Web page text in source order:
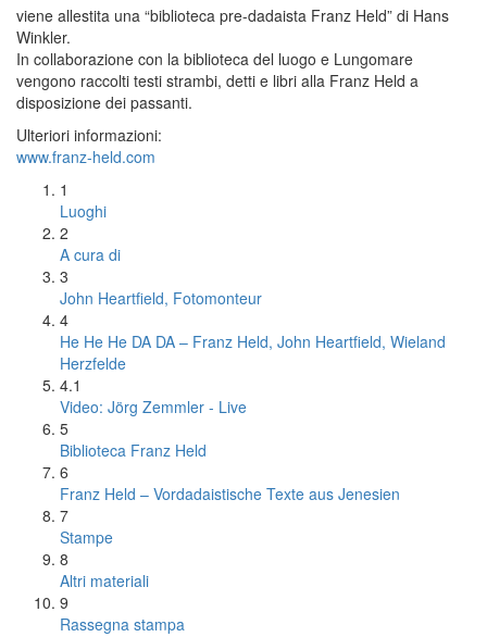
viene allestita una “biblioteca pre-dadaista Franz Held” di Hans
Winkler.
In collaborazione con la biblioteca del luogo e Lungomare
vengono raccolti testi strambi, detti e libri alla Franz Held a
disposizione dei passanti.
Ulteriori informazioni:
www.franz-held.com
1
Luoghi
2
A cura di
3
John Heartfield, Fotomonteur
4
He He He DA DA – Franz Held, John Heartfield, Wieland
Herzfelde
4.1
Video: Jörg Zemmler - Live
5
Biblioteca Franz Held
6
Franz Held – Vordadaistische Texte aus Jenesien
7
Stampe
8
Altri materiali
9
Rassegna stampa